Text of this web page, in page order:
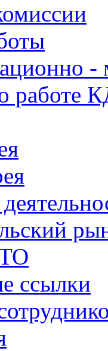
-
работе
ссылки